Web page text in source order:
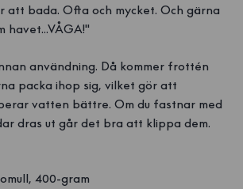
att bada. Ofta och mycket. Och gärna
havet...VÅGA!"
användning. Då kommer frottén
packa ihop sig, vilket gör att
vatten bättre. Om du fastnar med
dras ut går det bra att klippa dem.
400-gram